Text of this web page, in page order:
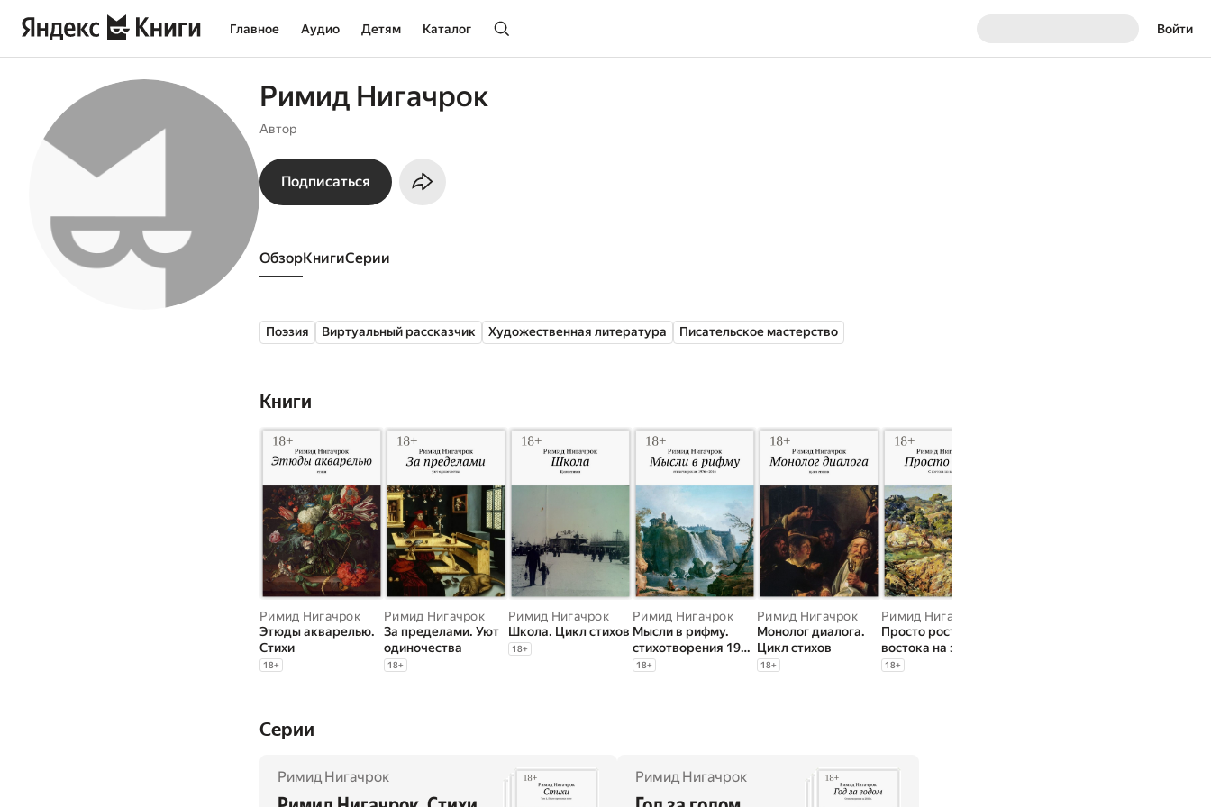
Главное Аудио Детям Каталог Войти
Римид Нигачрок
Автор
Подписаться
Обзор книги серии
Поэзия Виртуальный рассказчик Художественная литература Писательское мастерство
Книги
Римид Нигачрок
Этюды акварелью.
Стихи
18+
Римид Нигачрок
За пределами. Уют
одиночества
18+
Римид Нигачрок
Школа. Цикл стихов
18+
Римид Нигачрок
Мысли в рифму.
стихотворения 1976
—2016
18+
Римид Нигачрок
Монолог диалога.
Цикл стихов
18+
Римид Нигачрок
Просто рост. С
востока на запад
18+
Cерии
Римид Нигачрок Римид Нигачрок